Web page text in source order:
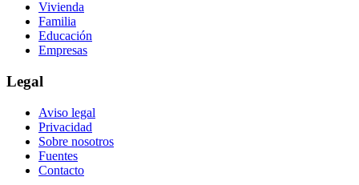
Vivienda
Familia
Educación
Empresas
Legal
Aviso legal
Privacidad
Sobre nosotros
Fuentes
Contacto